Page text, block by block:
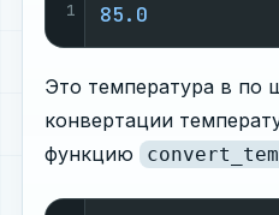
1 85.0
Это температура в по
конвертации
функцию